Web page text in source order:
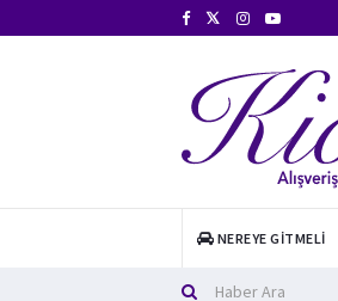
NEREYE GITMELI